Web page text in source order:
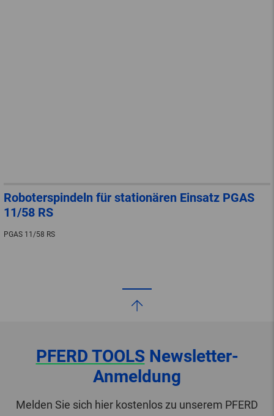
Roboterspindeln für stationären Einsatz PGAS
11/58 RS
PGAS 11/58 RS
PFERD TOOLSNewsletter-
Anmeldung
Melden Sie sich hier kostenlos zu unserem PFERD